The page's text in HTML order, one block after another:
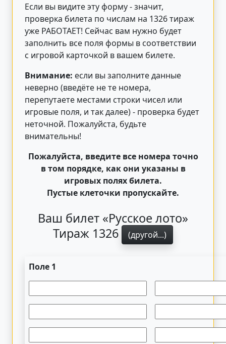
Если вы видите эту форму - значит,
проверка билета по числам на 1326 тираж
уже РАБОТАЕТ! Сейчас вам нужно будет
заполнить все поля формы в соответствии
с игровой карточкой в вашем билете.
Внимание: если вы заполните данные
неверно (введёте не те номера,
перепутаете местами строки чисел или
игровые поля, и так далее) - проверка будет
неточной. Пожалуйста, будьте
внимательны!
Пожалуйста, введите все номера точно
в том порядке, как они указаны в
игровых полях билета.
Пустые клеточки пропускайте.
Ваш билет «Русское лото»
Тираж 1326
(другой...)
Поле 1